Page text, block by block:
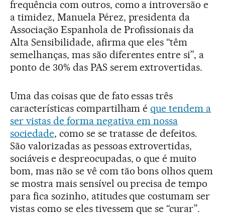
frequência com outros, como a introversão e
a timidez, Manuela Pérez, presidenta da
Associação Espanhola de Profissionais da
Alta Sensibilidade, afirma que eles “têm
semelhanças, mas são diferentes entre si”, a
ponto de 30% das PAS serem extrovertidas.
Uma das coisas que de fato essas três
características compartilham éque tendem a
ser vistas de forma negativa em nossa
sociedade, como se se tratasse de defeitos.
São valorizadas as pessoas extrovertidas,
sociáveis e despreocupadas, o que é muito
bom, mas não se vê com tão bons olhos quem
se mostra mais sensível ou precisa de tempo
para fica sozinho, atitudes que costumam ser
vistas como se eles tivessem que se “curar”.